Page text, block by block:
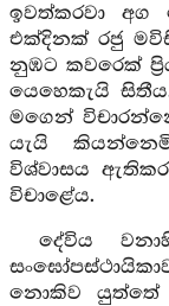
ඉවත්කරවා අග
එක්දිනක් රජු
නුඹට කවරෙක්
යෙහෙකැයි
මගෙන්
යැයි
විශ්වාසය
විචාළේය.
දේවිය
නොකිව යුත්තේ